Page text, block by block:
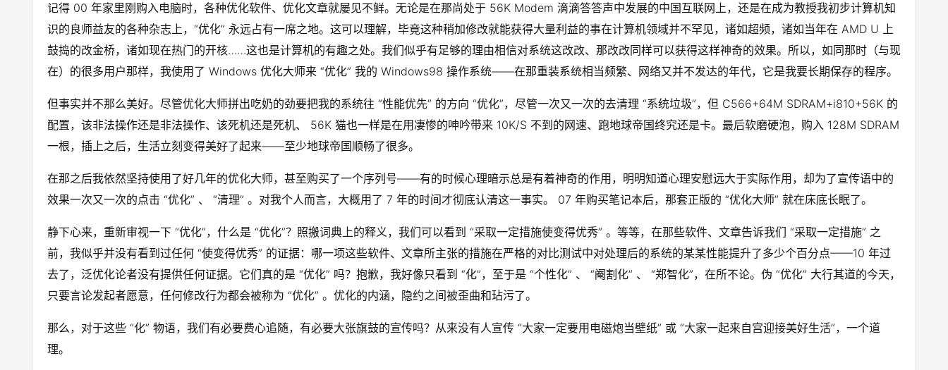
记得 00 年家里刚购入电脑时，各种优化软件、优化文章就屡见不鲜。无论是在那尚处于 56K Modem 滴滴答答声中发展的中国互联网上，还是在成为教授我初步计算机知
识的良师益友的各种杂志上，“优化” 永远占有一席之地。这可以理解，毕竟这种稍加修改就能获得大量利益的事在计算机领域并不罕见，诸如超频，诸如当年在 AMD U 上
鼓捣的改金桥，诸如现在热门的开核……这也是计算机的有趣之处。我们似乎有足够的理由相信对系统这改改、那改改同样可以获得这样神奇的效果。所以，如同那时（与现
在）的很多用户那样，我使用了 Windows 优化大师来 “优化” 我的 Windows98 操作系统——在那重装系统相当频繁、网络又并不发达的年代，它是我要长期保存的程序。
但事实并不那么美好。尽管优化大师拼出吃奶的劲要把我的系统往 “性能优先” 的方向 “优化”，尽管一次又一次的去清理 “系统垃圾”，但 C566+64M SDRAM+i810+56K 的
配置，该非法操作还是非法操作、该死机还是死机、 56K 猫也一样是在用凄惨的呻吟带来 10K/S 不到的网速、跑地球帝国终究还是卡。最后软磨硬泡，购入 128M SDRAM
一根，插上之后，生活立刻变得美好了起来——至少地球帝国顺畅了很多。
在那之后我依然坚持使用了好几年的优化大师，甚至购买了一个序列号——有的时候心理暗示总是有着神奇的作用，明明知道心理安慰远大于实际作用，却为了宣传语中的
效果一次又一次的点击 “优化” 、 “清理” 。对我个人而言，大概用了 7 年的时间才彻底认清这一事实。 07 年购买笔记本后，那套正版的 “优化大师” 就在床底长眠了。
静下心来，重新审视一下 “优化”，什么是 “优化”？照搬词典上的释义，我们可以看到 “采取一定措施使变得优秀” 。等等，在那些软件、文章告诉我们 “采取一定措施” 之
前，我似乎并没有看到过任何 “使变得优秀” 的证据：哪一项这些软件、文章所主张的措施在严格的对比测试中对处理后的系统的某某性能提升了多少个百分点——10 年过
去了，泛优化论者没有提供任何证据。它们真的是 “优化” 吗？抱歉，我好像只看到 “化”，至于是 “个性化” 、 “阉割化” 、 “郑智化”，在所不论。伪 “优化” 大行其道的今天，
只要言论发起者愿意，任何修改行为都会被称为 “优化” 。优化的内涵，隐约之间被歪曲和玷污了。
那么，对于这些 “化” 物语，我们有必要费心追随，有必要大张旗鼓的宣传吗？从来没有人宣传 “大家一定要用电磁炮当壁纸” 或 “大家一起来自宫迎接美好生活”，一个道
理。